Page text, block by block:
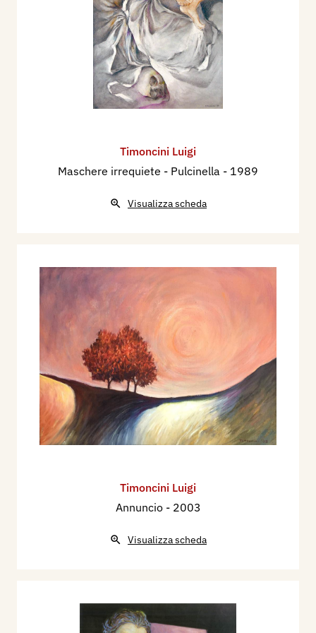
Timoncini Luigi
Maschere irrequiete - Pulcinella - 1989
Visualizza scheda
Timoncini Luigi
Annuncio - 2003
Visualizza scheda